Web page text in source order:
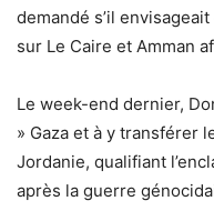
demandé s’il
sur Le Caire et Amman
Le week-end dernier,
» Gaza et à y transférer
Jordanie, qualifiant
après la guerre